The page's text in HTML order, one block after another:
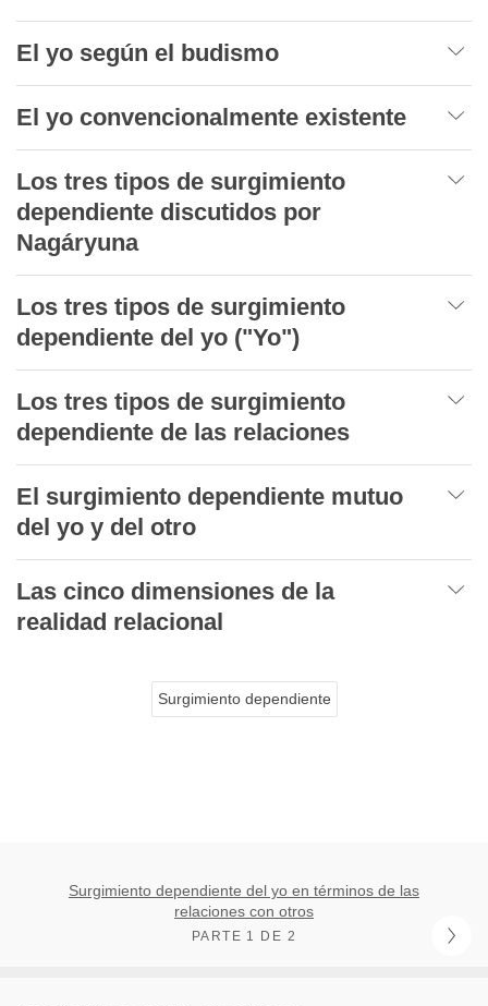
El yo según el budismo
El yo convencionalmente existente
Los tres tipos de surgimiento
dependiente discutidos por
Nagáryuna
Los tres tipos de surgimiento
dependiente del yo ("Yo")
Los tres tipos de surgimiento
dependiente de las relaciones
El surgimiento dependiente mutuo
del yo y del otro
Las cinco dimensiones de la
realidad relacional
Surgimiento dependiente
Surgimiento dependiente del yo en términos de las
relaciones con otros
PARTE 1 DE 2